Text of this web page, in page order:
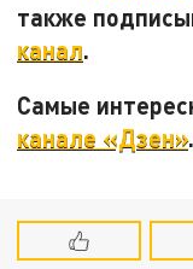
также
канал.
Самые
канале «Дзен».